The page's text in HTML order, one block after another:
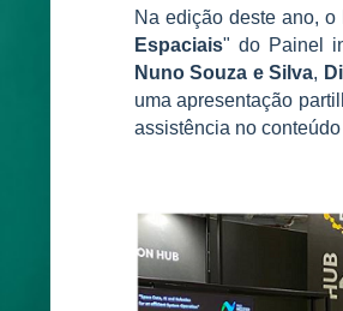
Na edição deste ano,
Espaciais" do Painel
Nuno Souza e Silva,
uma apresentação
assistência no